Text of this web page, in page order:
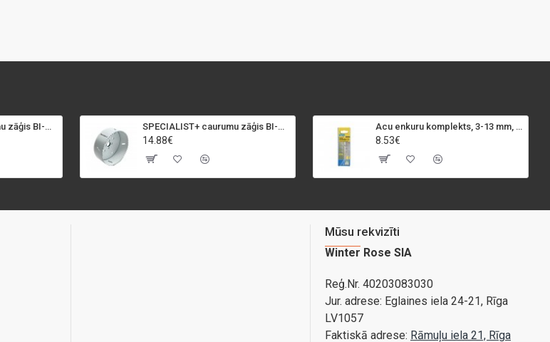
SPECIALIST+ caurumu zāģis BI-METAL, 92 mm SPECIALIST+ caurumu zāģis BI-METAL, 98 mm
14.88€
Acu enkuru komplekts, 3-13 mm, Rapid, 12 gab.
8.53€
Mūsu rekvizīti
Winter Rose SIA
Reģ.Nr. 40203083030
Jur. adrese: Eglaines iela 24-21, Rīga
LV1057
Faktiskā adrese: Rāmuļu iela 21, Rīga